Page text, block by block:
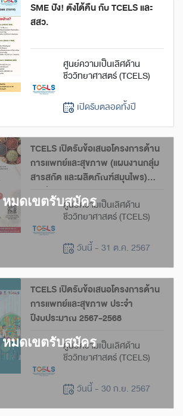
SME ปัง! ตังได้คืน กับ TCELS และ
สสว.
ศูนย์ความเป็นเลิศด้าน
ชีววิทยาศาสตร์ (TCELS)
เปิดรับตลอดทั้งปี
TCELS เปิดรับข้อเสนอโครงการด้าน
การแพทย์และสุขภาพ (แผนงานกลุ่ม
สารสกัด และผลิตภัณฑ์สมุนไพร)
ประจำปีงบประมาณ 2567-2568
ศูนย์ความเป็นเลิศด้าน
ชีววิทยาศาสตร์ (TCELS)
วันนี้ - 31 ต.ค. 2567
TCELS เปิดรับข้อเสนอโครงการด้าน
การแพทย์และสุขภาพ ประจำ
ปีงบประมาณ 2567-2568
ศูนย์ความเป็นเลิศด้าน
ชีววิทยาศาสตร์ (TCELS)
วันนี้ - 30 ก.ย. 2567